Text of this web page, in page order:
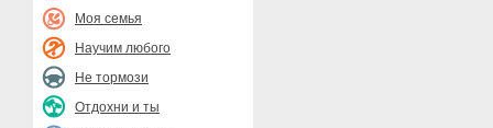
Моя семья
Научим любого
Не тормози
Отдохни и ты